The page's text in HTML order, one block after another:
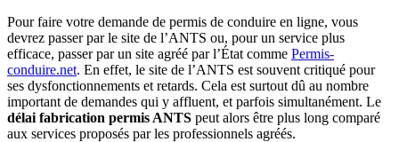
Pour faire votre demande de permis de conduire en ligne, vous
devrez passer par le site de l’ANTS ou, pour un service plus
efficace, passer par un site agréé par l’État comme Permis-
conduire.net. En effet, le site de l’ANTS est souvent critiqué pour
ses dysfonctionnements et retards. Cela est surtout dû au nombre
important de demandes qui y affluent, et parfois simultanément. Le
délai fabrication permis ANTS peut alors être plus long comparé
aux services proposés par les professionnels agréés.